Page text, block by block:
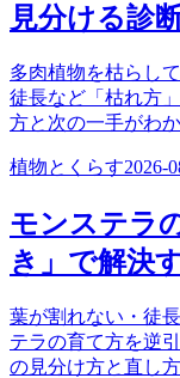
見分ける診
多肉植物を枯らし
徒長など「枯れ方
方と次の一手がわか
植物とくらす2026-
モンステラ
き」で解決
葉が割れない・徒
テラの育て方を逆
の見分け方と直し